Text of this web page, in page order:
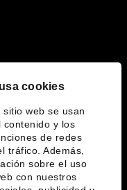
cookies
web se usan
contenido y los
de redes
tráfico. Además,
sobre el uso
con nuestros